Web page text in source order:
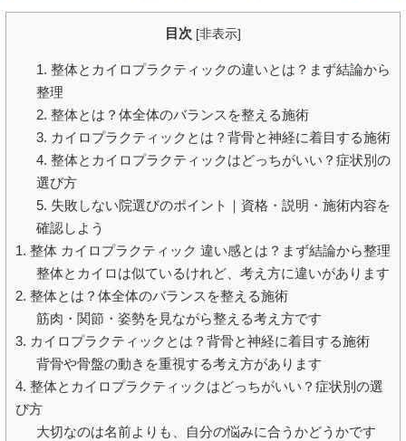
目次 [非表示]
1. 整体とカイロプラクティックの違いとは？まず結論から
整理
2. 整体とは？体全体のバランスを整える施術
3. カイロプラクティックとは？背骨と神経に着目する施術
4. 整体とカイロプラクティックはどっちがいい？症状別の
選び方
5. 失敗しない院選びのポイント｜資格・説明・施術内容を
確認しよう
1. 整体 カイロプラクティック 違い感とは？まず結論から整理
整体とカイロは似ているけれど、考え方に違いがあります
2. 整体とは？体全体のバランスを整える施術
筋肉・関節・姿勢を見ながら整える考え方です
3. カイロプラクティックとは？背骨と神経に着目する施術
背骨や骨盤の動きを重視する考え方があります
4. 整体とカイロプラクティックはどっちがいい？症状別の選
び方
大切なのは名前よりも、自分の悩みに合うかどうかです